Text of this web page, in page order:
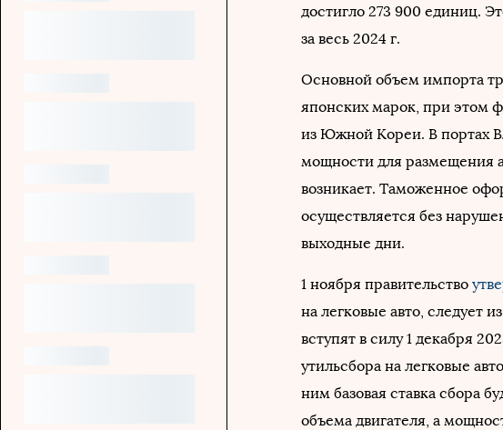
достигло 273 900 единиц.
за весь 2024 г.
Основной объем импорта
японских марок, при этом
из Южной Кореи. В портах
мощности для размещения
возникает. Таможенное
осуществляется без
выходные дни.
1 ноября правительство
на легковые авто, следует
вступят в силу 1 декабря
утильсбора на легковые
ним базовая ставка сбора
объема двигателя, а